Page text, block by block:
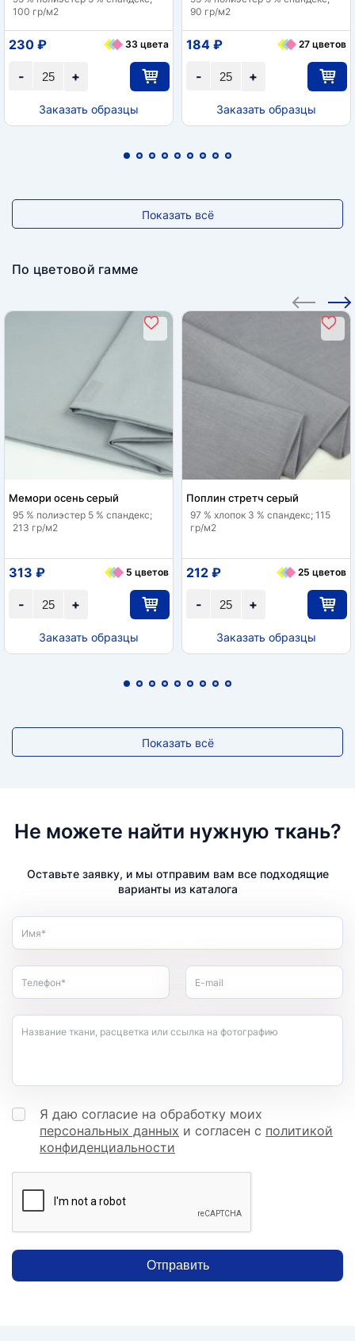
100 гр/м2
+
-
230 ₽ 33 цвета
Заказать образцы
90 гр/м2
+
-
184 ₽ 27 цветов
Заказать образцы
Показать всё
По цветовой гамме
Мемори осень серый
95 % полиэстер 5 % спандекс;
213 гр/м2
+
-
313 ₽ 5 цветов
Заказать образцы
Поплин стретч серый
97 % хлопок 3 % спандекс; 115
гр/м2
+
-
212 ₽ 25 цветов
Заказать образцы
Показать всё
Не можете найти нужную ткань?
Оставьте заявку, и мы отправим вам все подходящие
варианты из каталога
Имя*
Телефон* E-mail
Название ткани, расцветка или ссылка на фотографию
Я даю согласие на обработку моих
персональных данных и согласен с политикой
конфиденциальности
Отправить